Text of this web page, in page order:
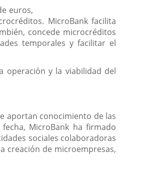
euros,
MicroBank facilita
concede microcréditos
temporales y facilitar el
operación y la viabilidad del
aportan conocimiento de las
MicroBank ha firmado
sociales colaboradoras
creación de microempresas,